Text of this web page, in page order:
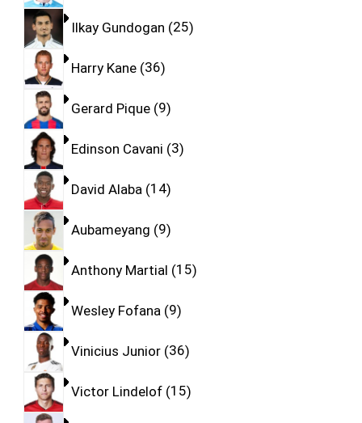
Ilkay Gundogan 25
Harry Kane 36
Gerard Pique 9
Edinson Cavani 3
David Alaba 14
Aubameyang 9
Anthony Martial 15
Wesley Fofana 9
Vinicius Junior 36
Victor Lindelof 15